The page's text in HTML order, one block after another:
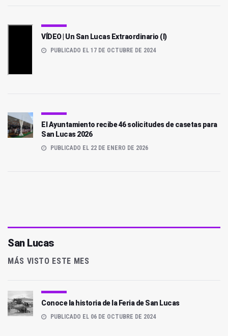
VÍDEO | Un San Lucas Extraordinario (I)
PUBLICADO EL 17 DE OCTUBRE DE 2024
El Ayuntamiento recibe 46 solicitudes de casetas para
San Lucas 2026
PUBLICADO EL 22 DE ENERO DE 2026
San Lucas
MÁS VISTO ESTE MES
Conoce la historia de la Feria de San Lucas
PUBLICADO EL 06 DE OCTUBRE DE 2024